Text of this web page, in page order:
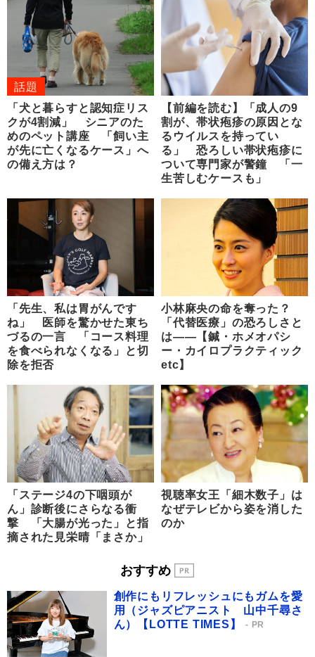
話題
「犬と暮らすと認知症リス
クが4割減」 シニアのた
めのペット講座 「飼い主
が先に亡くなるケース」へ
の備え方は？
【前編を読む】「成人の9
割が、帯状疱疹の原因とな
るウイルスを持ってい
る」 恐ろしい帯状疱疹に
ついて専門家が警鐘 「一
生苦しむケースも」
「先生、私は胃がんです
ね」 医師を驚かせた東ち
づるの一言 「コース料理
を食べられなくなる」と切
除を拒否
小林麻央の命を奪った？
「代替医療」の恐ろしさと
は――【鍼・ホメオパシ
ー・カイロプラクティック
etc】
「ステージ4の下咽頭が
ん」診断後にさらなる衝
撃 「大腸が光った」と指
摘された見栄晴「まさか」
視聴率女王「細木数子」は
なぜテレビから姿を消した
のか
おすすめ
創作にもリフレッシュにもガムを愛
用（ジャズピアニスト 山中千尋さ
ん）【LOTTE TIMES】
PR